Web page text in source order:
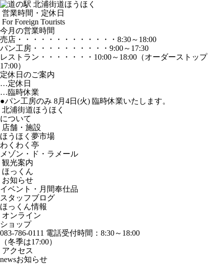
営業時間・定休日
For Foreign Tourists
今月の営業時間
売店 ・・・・・・・・・・・・・ 8:30～18:00
パン工房 ・・・・・・・・・・ 9:00～17:30
レストラン ・・・・・・・ 10:00～18:00 （オーダーストップ
17:00）
定休日のご案内
…定休日
…臨時休業
●パン工房のみ 8月4日(火) 臨時休業いたします。
北浦街道ほうほく
について
店舗・施設
ほうほく夢市場
わくわく亭
メゾン・ド・ラメール
観光案内
ほっくん
お知らせ
イベント・月間奉仕品
スタッフブログ
ほっくん情報
オンライン
ショップ
083-786-0111 電話受付時間：8:30～18:00
（冬季は17:00）
アクセス
newsお知らせ